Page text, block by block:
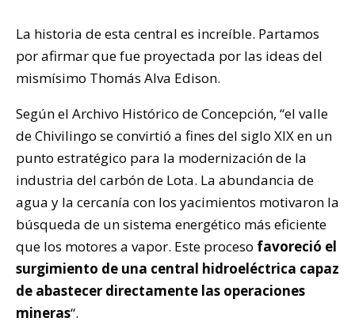
La historia de esta central es increíble. Partamos
por afirmar que fue proyectada por las ideas del
mismísimo Thomás Alva Edison.
Según el Archivo Histórico de Concepción, “el valle
de Chivilingo se convirtió a fines del siglo XIX en un
punto estratégico para la modernización de la
industria del carbón de Lota. La abundancia de
agua y la cercanía con los yacimientos motivaron la
búsqueda de un sistema energético más eficiente
que los motores a vapor. Este proceso favoreció el
surgimiento de una central hidroeléctrica capaz
de abastecer directamente las operaciones
mineras“.